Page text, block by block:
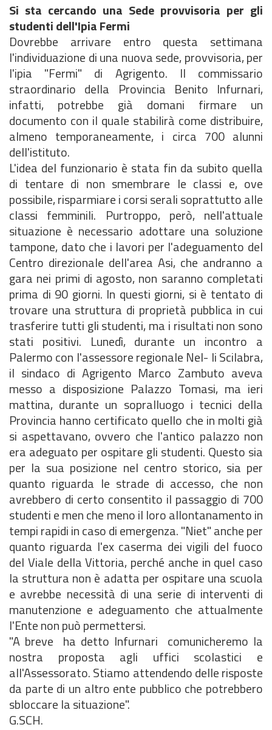
Si sta cercando una Sede provvisoria per gli
studenti dell'Ipia Fermi
Dovrebbe arrivare entro questa settimana
l'individuazione di una nuova sede, provvisoria, per
l'ipia "Fermi" di Agrigento. Il commissario
straordinario della Provincia Benito Infurnari,
infatti, potrebbe già domani firmare un
documento con il quale stabilirà come distribuire,
almeno temporaneamente, i circa 700 alunni
dell'istituto.
L'idea del funzionario è stata fin da subito quella
di tentare di non smembrare le classi e, ove
possibile, risparmiare i corsi serali soprattutto alle
classi femminili. Purtroppo, però, nell'attuale
situazione è necessario adottare una soluzione
tampone, dato che i lavori per l'adeguamento del
Centro direzionale dell'area Asi, che andranno a
gara nei primi di agosto, non saranno completati
prima di 90 giorni. In questi giorni, si è tentato di
trovare una struttura di proprietà pubblica in cui
trasferire tutti gli studenti, ma i risultati non sono
stati positivi. Lunedì, durante un incontro a
Palermo con l'assessore regionale Nel- li Scilabra,
il sindaco di Agrigento Marco Zambuto aveva
messo a disposizione Palazzo Tomasi, ma ieri
mattina, durante un sopralluogo i tecnici della
Provincia hanno certificato quello che in molti già
si aspettavano, ovvero che l'antico palazzo non
era adeguato per ospitare gli studenti. Questo sia
per la sua posizione nel centro storico, sia per
quanto riguarda le strade di accesso, che non
avrebbero di certo consentito il passaggio di 700
studenti e men che meno il loro allontanamento in
tempi rapidi in caso di emergenza. "Niet" anche per
quanto riguarda l'ex caserma dei vigili del fuoco
del Viale della Vittoria, perché anche in quel caso
la struttura non è adatta per ospitare una scuola
e avrebbe necessità di una serie di interventi di
manutenzione e adeguamento che attualmente
l'Ente non può permettersi.
"A breve  ha detto Infurnari  comunicheremo la
nostra proposta agli uffici scolastici e
all'Assessorato. Stiamo attendendo delle risposte
da parte di un altro ente pubblico che potrebbero
sbloccare la situazione".
G.SCH.